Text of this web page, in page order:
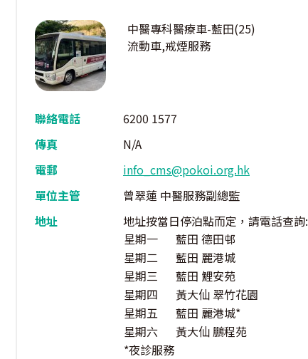
中醫專科醫療車-藍田(25)
流動車,戒煙服務
聯絡電話
6200 1577
傳真
N/A
電郵
info_cms@pokoi.org.hk
單位主管
曾翠蓮 中醫服務副總監
地址
地址按當日停泊點而定，請電話查詢:
星期一
藍田 德田邨
星期二
藍田 麗港城
星期三
藍田 鯉安苑
星期四
黃大仙 翠竹花園
星期五
藍田 麗港城*
星期六
黃大仙 鵬程苑
*夜診服務